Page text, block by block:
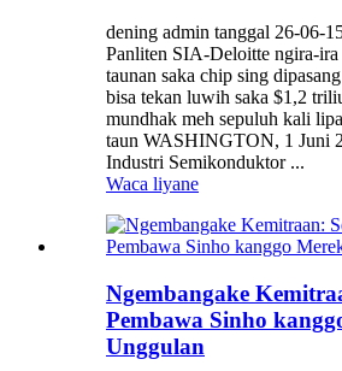
dening admin tanggal 26-06-
Panliten SIA-Deloitte ngira-ira
taunan saka chip sing
bisa tekan luwih saka $1,2
mundhak meh sepuluh kali
taun WASHINGTON, 1 Juni
Industri Semikonduktor ...
Waca liyane
Ngembangake
Pembawa Sinho
Unggulan